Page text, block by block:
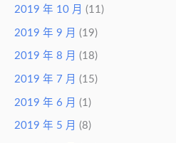
2019 年 10 月 (11)
2019 年 9 月 (19)
2019 年 8 月 (18)
2019 年 7 月 (15)
2019 年 6 月 (1)
2019 年 5 月 (8)